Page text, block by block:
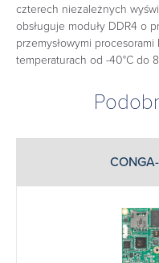
czterech niezależnych
obsługuje moduły DDR4 o
przemysłowymi
temperaturach od -40°C do